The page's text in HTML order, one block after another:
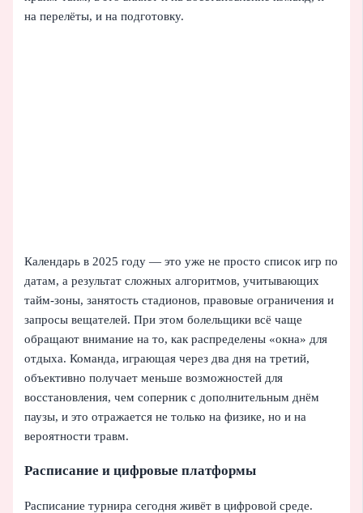
на перелёты, и на подготовку.
Календарь в 2025 году — это уже не просто список игр по
датам, а результат сложных алгоритмов, учитывающих
тайм-зоны, занятость стадионов, правовые ограничения и
запросы вещателей. При этом болельщики всё чаще
обращают внимание на то, как распределены «окна» для
отдыха. Команда, играющая через два дня на третий,
объективно получает меньше возможностей для
восстановления, чем соперник с дополнительным днём
паузы, и это отражается не только на физике, но и на
вероятности травм.
Расписание и цифровые платформы
Расписание турнира сегодня живёт в цифровой среде.